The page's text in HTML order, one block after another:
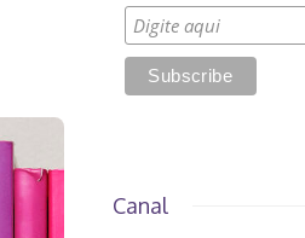
Canal